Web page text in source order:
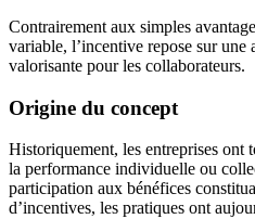
Contrairement aux simples
variable, l’incentive repose sur une
valorisante pour les collaborateurs.
Origine du concept
Historiquement, les entreprises ont
la performance individuelle ou
participation aux bénéfices
d’incentives, les pratiques ont